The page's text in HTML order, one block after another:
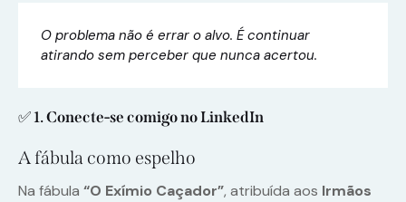
O problema não é errar o alvo. É continuar
atirando sem perceber que nunca acertou.
✅1.Conecte-se comigo no LinkedIn
A fábula como espelho
Na fábula “O Exímio Caçador”, atribuída aos Irmãos